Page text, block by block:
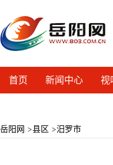
首页 新闻中心 视
岳阳网 >县区 >汨罗市